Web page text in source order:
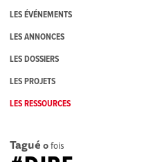
LES ÉVÉNEMENTS
LES ANNONCES
LES DOSSIERS
LES PROJETS
LES RESSOURCES
Tagué 0fois